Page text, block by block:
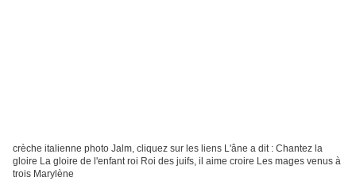
crèche italienne photo Jalm, cliquez sur les liens L'âne a dit : Chantez la
gloire La gloire de l'enfant roi Roi des juifs, il aime croire Les mages venus à
trois Marylène